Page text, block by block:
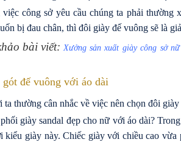
công sở yêu cầu chúng ta phải thường
bị đau chân, thì đôi giày đế vuông sẽ là
bài viết: Xưởng sản xuất giày công sở
gót đế vuông với áo dài
thường cân nhắc về việc nên chọn đôi giày
giày sandal đẹp cho nữ với áo dài?
kiểu giày này. Chiếc giày với chiều cao vừa